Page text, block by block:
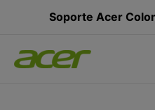
Soporte Acer